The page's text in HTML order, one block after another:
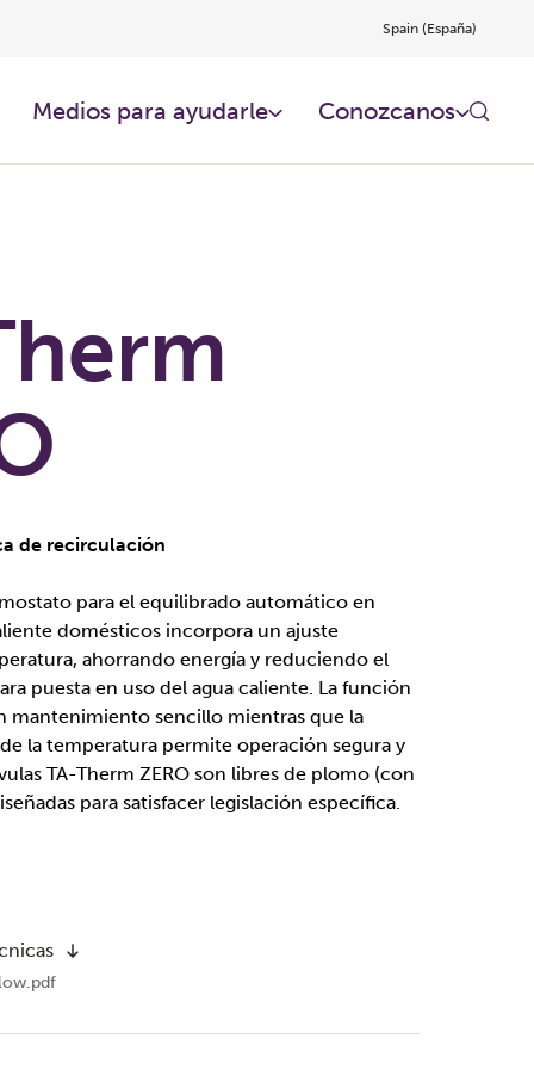
Spain (España)
Medios para ayudarle Conozcanos
de recirculación
para el equilibrado automático en
domésticos incorpora un ajuste
ahorrando energía y reduciendo el
puesta en uso del agua caliente. La función
mantenimiento sencillo mientras que la
la temperatura permite operación segura y
TA-Therm ZERO son libres de plomo (con
para satisfacer legislación específica.